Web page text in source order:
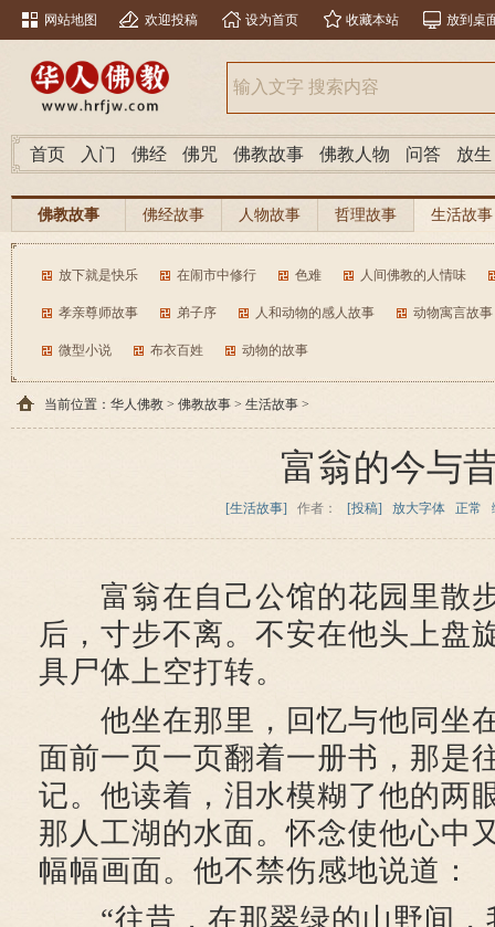
网站地图 欢迎投稿 设为首页 收藏本站 放到桌
首页 入门 佛经 佛咒 佛教故事 佛教人物 问答 放生
佛教故事 佛经故事 人物故事 哲理故事 生活故事
放下就是快乐 在闹市中修行 色难 人间佛教的人情味
孝亲尊师故事 弟子序 人和动物的感人故事 动物寓言故事
微型小说 布衣百姓 动物的故事
当前位置： 华人佛教 > 佛教故事 > 生活故事 >
富翁的今与
[生活故事] 作者： [投稿] 放大字体 正常
富翁在自己公馆的花园里散
后，寸步不离。不安在他头上盘
具尸体上空打转。
他坐在那里，回忆与他同坐
面前一页一页翻着一册书，那是
记。他读着，泪水模糊了他的两
那人工湖的水面。怀念使他心中
幅幅画面。他不禁伤感地说道：
“往昔，在那翠绿的山野间，